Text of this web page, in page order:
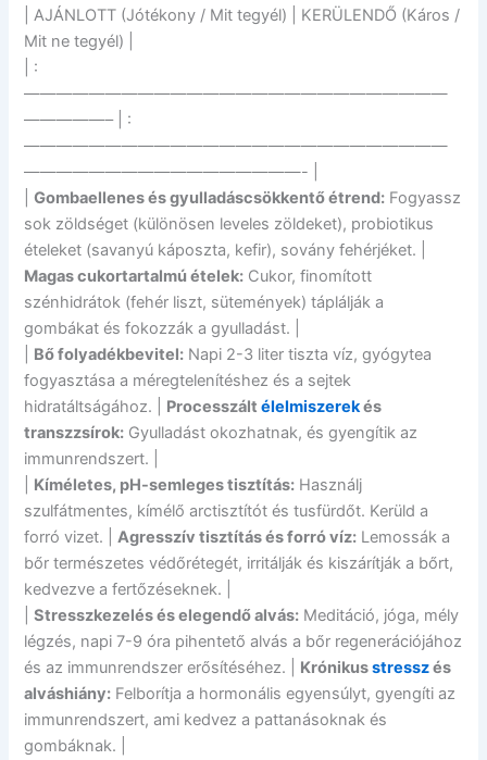
| AJÁNLOTT (Jótékony / Mit tegyél) | KERÜLENDŐ (Káros /
Mit ne tegyél) |
| :
——————————————————————————
—————– | :
——————————————————————————
—————————————————- |
|Gombaellenes és gyulladáscsökkentő étrend: Fogyassz
sok zöldséget (különösen leveles zöldeket), probiotikus
ételeket (savanyú káposzta, kefir), sovány fehérjéket. |
Magas cukortartalmú ételek: Cukor, finomított
szénhidrátok (fehér liszt, sütemények) táplálják a
gombákat és fokozzák a gyulladást. |
Bő folyadékbevitel: Napi 2-3 liter tiszta víz, gyógytea
fogyasztása a méregtelenítéshez és a sejtek
hidratáltságához. | Processzáltélelmiszerekés
transzzsírok: Gyulladást okozhatnak, és gyengítik az
immunrendszert. |
Kíméletes, pH-semleges tisztítás: Használj
szulfátmentes, kímélő arctisztítót és tusfürdőt. Kerüld a
forró vizet. |Agresszív tisztítás és forró víz: Lemossák a
bőr természetes védőrétegét, irritálják és kiszárítják a bőrt,
kedvezve a fertőzéseknek. |
|Stresszkezelés és elegendő alvás: Meditáció, jóga, mély
légzés, napi 7-9 óra pihentető alvás a bőr regenerációjához
és az immunrendszer erősítéséhez. | Krónikusstresszés
alváshiány: Felborítja a hormonális egyensúlyt, gyengíti az
immunrendszert, ami kedvez a pattanásoknak és
gombáknak. |